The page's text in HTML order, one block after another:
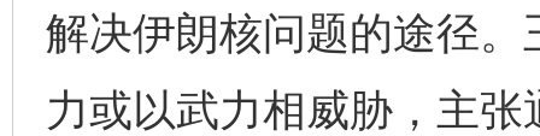
解决伊朗核问题的途径
力或以武力相威胁，主